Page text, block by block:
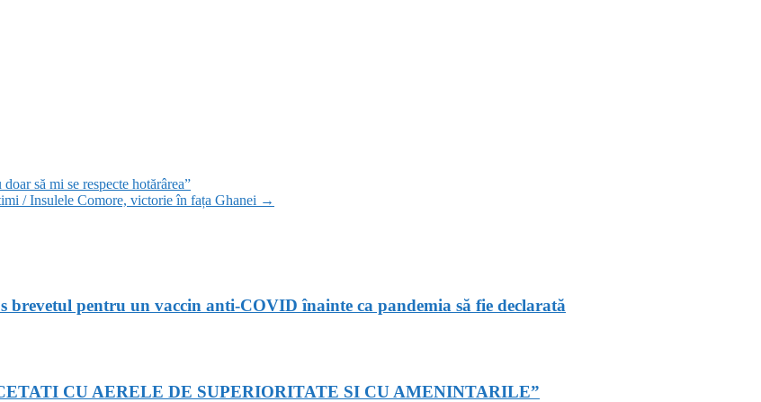
să mi se respecte hotărârea”
/ Insulele Comore, victorie în fața Ghanei →
brevetul pentru un vaccin anti-COVID înainte ca pandemia să fie declarată
CU AERELE DE SUPERIORITATE SI CU AMENINTARILE”